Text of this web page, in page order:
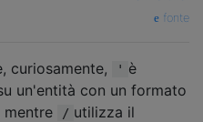
fonte
curiosamente, ' è
un'entità con un formato
mentre / utilizza il